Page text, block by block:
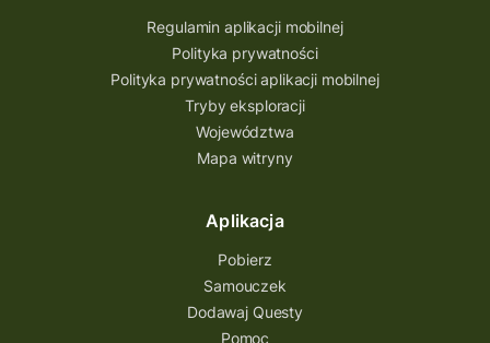
Regulamin aplikacji mobilnej
Polityka prywatności
Polityka prywatności aplikacji mobilnej
Tryby eksploracji
Województwa
Mapa witryny
Aplikacja
Pobierz
Samouczek
Dodawaj Questy
Pomoc